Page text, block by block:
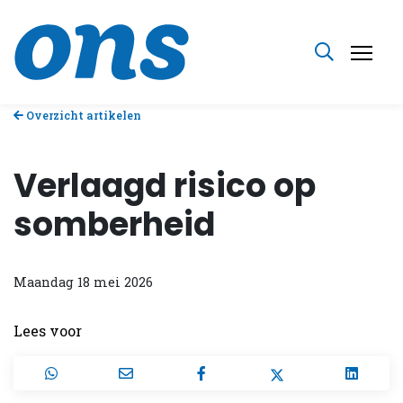
Overzicht artikelen
Verlaagd risico op
somberheid
Maandag 18 mei 2026
Lees voor